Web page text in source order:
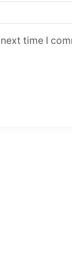
time I